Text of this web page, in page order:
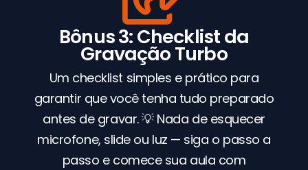
Bônus 3: Checklist da
Gravação Turbo
Um checklist simples e prático para
garantir que você tenha tudo preparado
antes de gravar. 💡 Nada de esquecer
microfone, slide ou luz — siga o passo a
passo e comece sua aula com